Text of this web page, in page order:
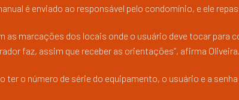
é enviado ao responsável pelo condomínio, e ele
as marcações dos locais onde o usuário deve tocar para
faz, assim que receber as orientações”, afirma Oliveira.
o número de série do equipamento, o usuário e a senha